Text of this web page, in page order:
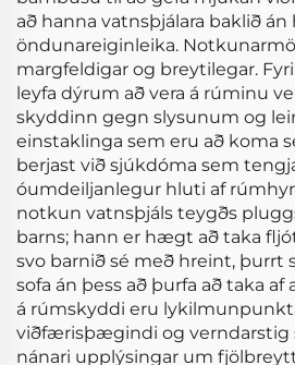
að hanna vatnsþjálara baklið
öndunareiginleika.
margfeldigar og breytilegar.
leyfa dýrum að vera á rúminu
skyddinn gegn slysunum og
einstaklinga sem eru að koma
berjast við sjúkdóma sem
óumdeiljanlegur hluti af
notkun vatnsþjáls teygðs
barns; hann er hægt að taka
svo barnið sé með hreint, þurrt
sofa án þess að þurfa að taka af
á rúmskyddi eru
viðfærisþægindi og verndarstig
nánari upplýsingar um